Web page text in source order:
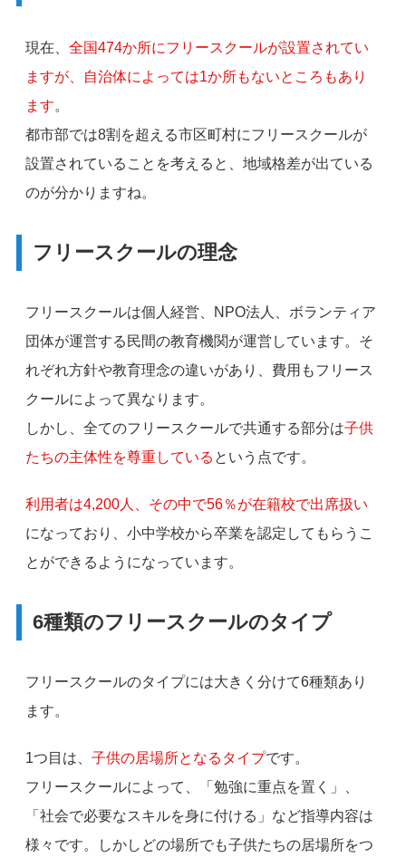
現在、 全国474か所にフリースクールが設置されてい
ますが、自治体によっては1か所もないところもあり
ます。
都市部では8割を超える市区町村にフリースクールが
設置されていることを考えると、地域格差が出ている
のが分かりますね。
フリースクールの理念
フリースクールは個人経営、NPO法人、ボランティア
団体が運営する民間の教育機関が運営しています。そ
れぞれ方針や教育理念の違いがあり、費用もフリース
クールによって異なります。
しかし、全てのフリースクールで共通する部分は子供
たちの主体性を尊重している という点です。
利用者は4,200人、その中で56％が在籍校で出席扱い
になっており、小中学校から卒業を認定してもらうこ
とができるようになっています。
6種類のフリースクールのタイプ
フリースクールのタイプには大きく分けて6種類あり
ます。
1つ目は、 子供の居場所となるタイプです。
フリースクールによって、「勉強に重点を置く」、
「社会で必要なスキルを身に付ける」など指導内容は
様々です。しかしどの場所でも子供たちの居場所をつ